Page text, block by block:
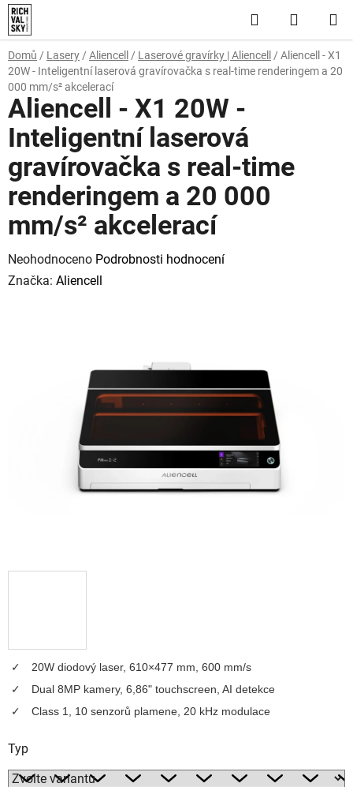
Přejít
na
obsah
Hledat
KOŠÍK
Domů / Lasery / Aliencell / Laserové gravírky | Aliencell / Aliencell - X1
20W - Inteligentní laserová gravírovačka s real-time renderingem a 20
000 mm/s² akcelerací
20W diodový laser, 610×477 mm, 600 mm/s
Dual 8MP kamery, 6,86" touchscreen, AI detekce
Class 1, 10 senzorů plamene, 20 kHz modulace
Typ
Aliencell - X1 20W -
Inteligentní laserová
gravírovačka s real-time
renderingem a 20 000
mm/s² akcelerací
Průměrné
hodnocení
Neohodnoceno Podrobnosti hodnocení
Značka: Aliencell